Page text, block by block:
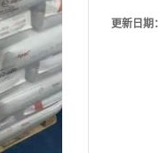
更新日期：